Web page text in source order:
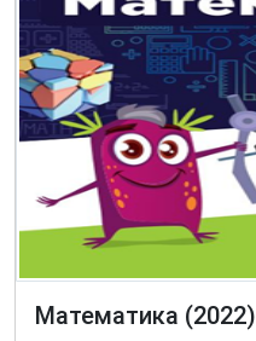
Математика (2022)